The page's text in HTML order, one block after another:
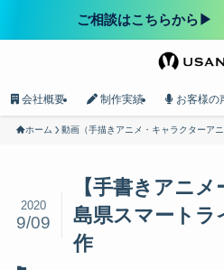
ご相談はこちらから▶︎
会社概要 制作実績 お客様の
ホーム 動画（手描きアニメ・キャラクターア
【手書きアニ
島県スマートラ
作
2020
9/09